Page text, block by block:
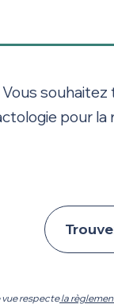
Vous souhaitez
pour la
vue respectela